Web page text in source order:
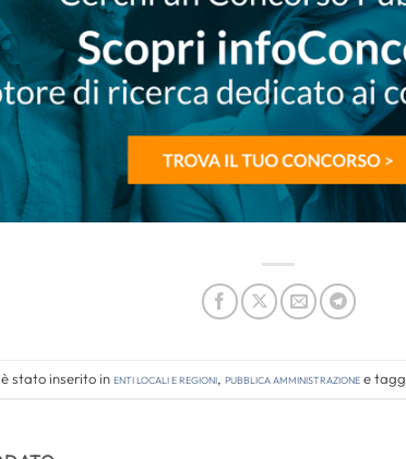
stato inserito inEnti locali e regioni, Pubblica amministrazionee